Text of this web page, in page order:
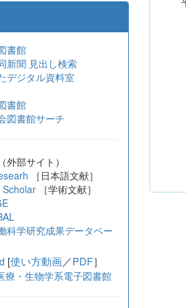
書館
新聞 見出し検索
デジタル資料室
書館
図書館サーチ
外部サイト）
［日本語文献］
［学術文献］
科学研究成果データベー
[使い方動画／PDF］
療・生物学系電子図書館